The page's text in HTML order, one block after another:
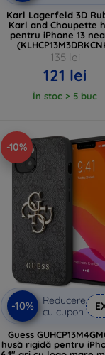
Karl Lagerfeld 3D
Karl and Choupette
pentru iPhone 13
135 lei
121 lei
În stoc > 5 buc
-10%
-10%
Reducere
cu cupon
Guess
husă rigidă pentru